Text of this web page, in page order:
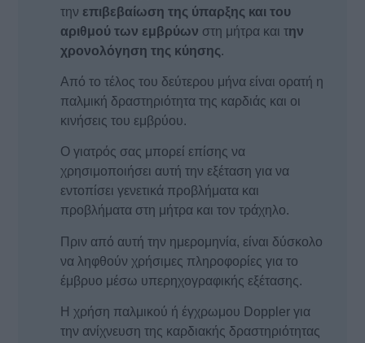
την επιβεβαίωση της ύπαρξης και του
αριθμού των εμβρύων στη μήτρα και την
χρονολόγηση της κύησης.
Από το τέλος του δεύτερου μήνα είναι ορατή η
παλμική δραστηριότητα της καρδιάς και οι
κινήσεις του εμβρύου.
Ο γιατρός σας μπορεί επίσης να
χρησιμοποιήσει αυτή την εξέταση για να
εντοπίσει γενετικά προβλήματα και
προβλήματα στη μήτρα και τον τράχηλο.
Πριν από αυτή την ημερομηνία, είναι δύσκολο
να ληφθούν χρήσιμες πληροφορίες για το
έμβρυο μέσω υπερηχογραφικής εξέτασης.
Η χρήση παλμικού ή έγχρωμου Doppler για
την ανίχνευση της καρδιακής δραστηριότητας